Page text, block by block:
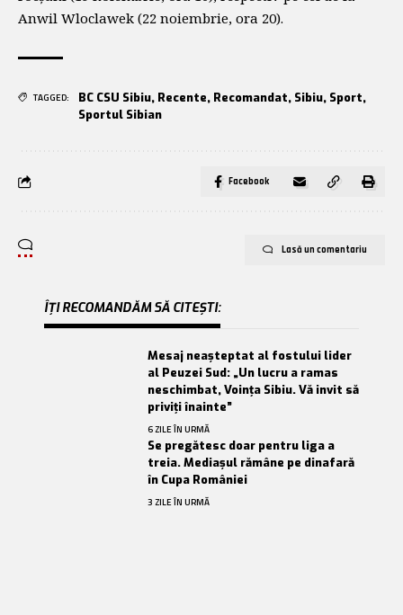
Anwil Wloclawek (22 noiembrie, ora 20).
TAGGED: BC CSU Sibiu, Recente, Recomandat, Sibiu, Sport,
Sportul Sibian
Facebook
Lasă un comentariu
ÎȚI RECOMANDĂM SĂ CITEȘTI:
Mesaj neașteptat al fostului lider
al Peuzei Sud: „Un lucru a ramas
neschimbat, Voința Sibiu. Vă invit să
priviți înainte”
6 ZILE ÎN URMĂ
Se pregătesc doar pentru liga a
treia. Mediașul rămâne pe dinafară
în Cupa României
3 ZILE ÎN URMĂ